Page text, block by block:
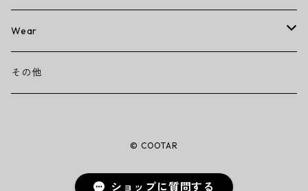
wallet
ミニミニウォレット
ミドルウォレット
その他
Wear
T-shirt
その他
© COOTAR
ショップに質問する